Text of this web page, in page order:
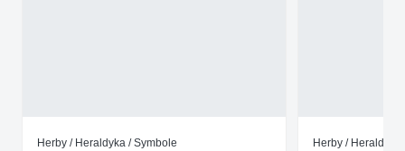
Herby / Heraldyka / Symbole Herby / Heraldyka